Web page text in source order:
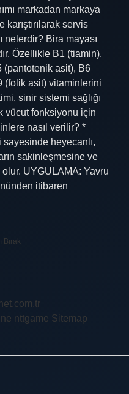
markadan markaya
servis
nelerdir? Bira mayası
Özellikle B1 (tiamin),
asit), B6
(folik asit) vitaminlerini
sinir sistemi sağlığı
vücut fonksiyonu için
nasıl verilir? *
heyecanlı,
sakinleşmesine ve
olur. UYGULAMA: Yavru
itibaren
Bırak
nttgame Sitemap